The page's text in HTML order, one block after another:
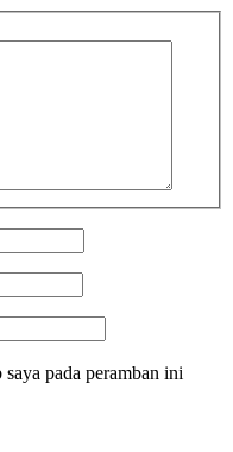
pada peramban ini